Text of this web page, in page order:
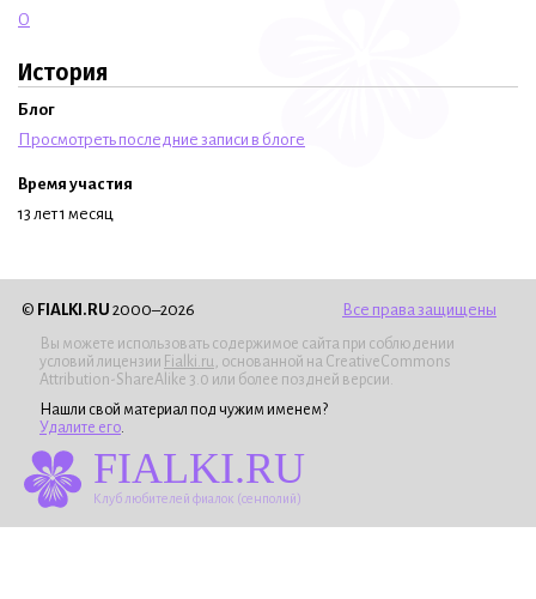
O
История
Блог
Просмотреть последние записи в блоге
Время участия
13 лет 1 месяц
© FIALKI.RU 2000–2026 Все права защищены
Вы можете использовать содержимое сайта при соблюдении
условий лицензии Fialki.ru , основанной на CreativeCommons
Attribution-ShareAlike 3.0 или более поздней версии.
Нашли свой материал под чужим именем?
Удалите его
FIALKI.RU
Клуб любителей фиалок (сенполий)